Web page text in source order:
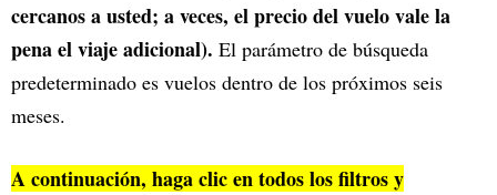
cercanos a usted; a veces, el precio del vuelo vale la
pena el viaje adicional). El parámetro de búsqueda
predeterminado es vuelos dentro de los próximos seis
meses.
A continuación, haga clic en todos los filtros y